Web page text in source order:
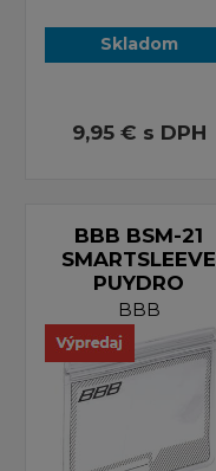
Skladom
9,95 € s DPH
BBB BSM-21
SMARTSLEEVE
PUYDRO
BBB